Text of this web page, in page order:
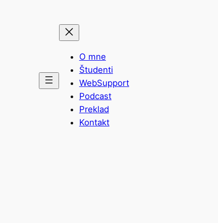
O mne
Študenti
WebSupport
Podcast
Preklad
Kontakt